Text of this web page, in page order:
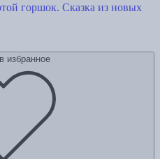
горшок. Сказка из новых
избранное